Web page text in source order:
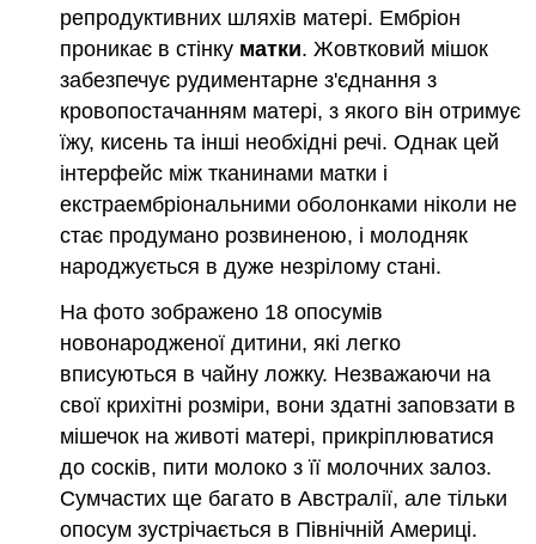
репродуктивних шляхів матері. Ембріон
проникає в стінку матки. Жовтковий мішок
забезпечує рудиментарне з'єднання з
кровопостачанням матері, з якого він отримує
їжу, кисень та інші необхідні речі. Однак цей
інтерфейс між тканинами матки і
екстраембріональними оболонками ніколи не
стає продумано розвиненою, і молодняк
народжується в дуже незрілому стані.
На фото зображено 18 опосумів
новонародженої дитини, які легко
вписуються в чайну ложку. Незважаючи на
свої крихітні розміри, вони здатні заповзати в
мішечок на животі матері, прикріплюватися
до сосків, пити молоко з її молочних залоз.
Сумчастих ще багато в Австралії, але тільки
опосум зустрічається в Північній Америці.